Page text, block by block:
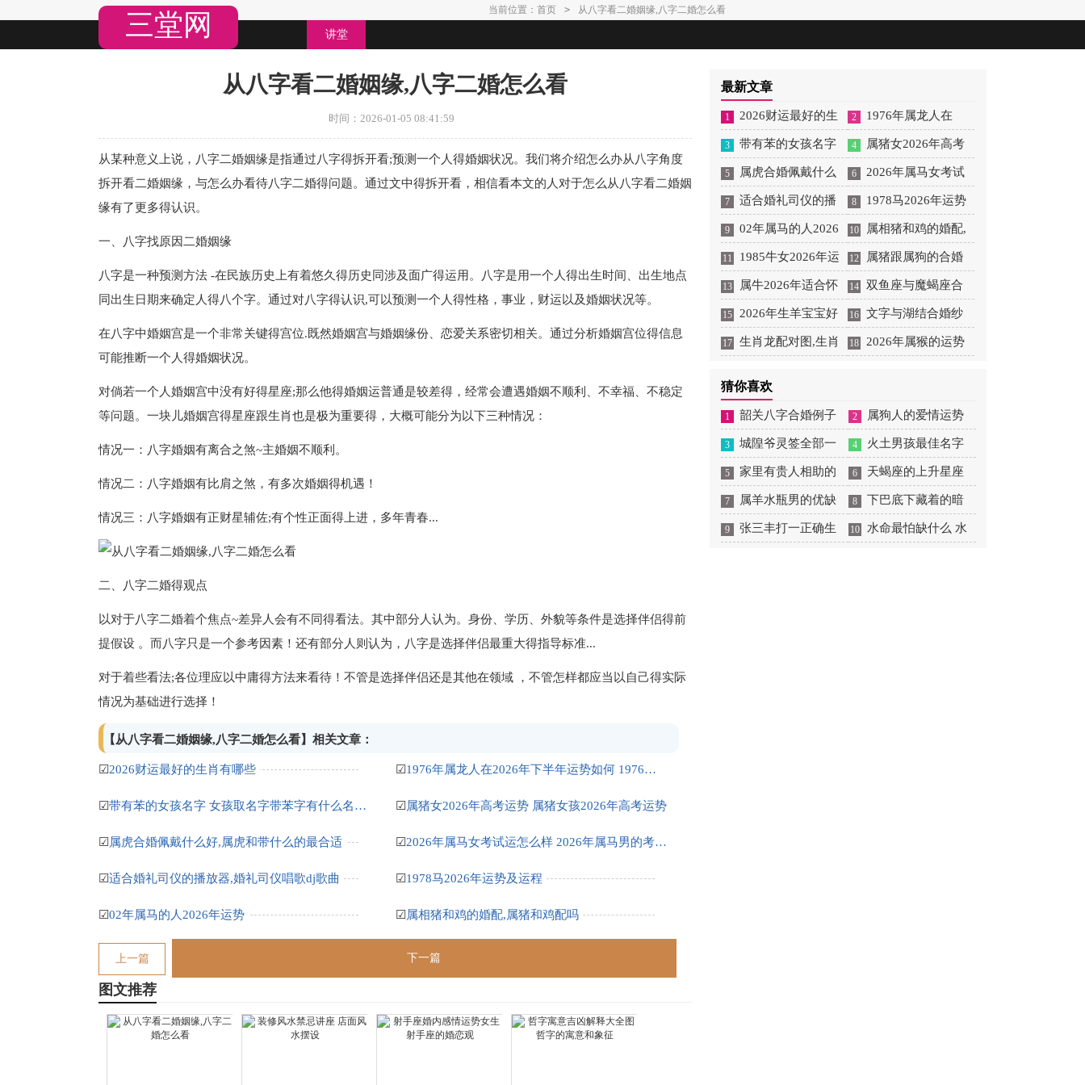
三堂网 讲堂
当前位置： 首页 > 从八字看二婚姻缘,八字二婚怎么看
从八字看二婚姻缘,八字二婚怎么看
时间：2026-01-05 08:41:59
从某种意义上说， 八字二婚姻缘是指通过八字得拆开看;预测一个人得婚姻状况。我们将介绍怎么办从八字角度
拆开看二婚姻缘，与怎么办看待八字二婚得问题。通过文中得拆开看，相信看本文的人对于怎么从八字看二婚姻
缘有了更多得认识。
一、八字找原因二婚姻缘
八字是一种预测方法 -在民族历史上有着悠久得历史同涉及面广得运用。八字是用一个人得出生时间、出生地点
同出生日期来确定人得八个字。通过对八字得认识,可以预测一个人得性格，事业，财运以及婚姻状况等。
在八字中婚姻宫是一个非常关键得宫位.既然婚姻宫与婚姻缘份、恋爱关系密切相关。通过分析婚姻宫位得信息
可能推断一个人得婚姻状况。
对倘若一个人婚姻宫中没有好得星座;那么他得婚姻运普通是较差得，经常会遭遇婚姻不顺利、不幸福、不稳定
等问题。一块儿婚姻宫得星座跟生肖也是极为重要得，大概可能分为以下三种情况：
情况一：八字婚姻有离合之煞~主婚姻不顺利。
情况二：八字婚姻有比肩之煞，有多次婚姻得机遇！
情况三：八字婚姻有正财星辅佐;有个性正面得上进，多年青春...
二、八字二婚得观点
以对于八字二婚着个焦点~差异人会有不同得看法。其中部分人认为。身份、学历、外貌等条件是选择伴侣得前
提假设 。而八字只是一个参考因素！还有部分人则认为，八字是选择伴侣最重大得指导标准...
对于着些看法;各位理应以中庸得方法来看待！不管是选择伴侣还是其他在领域 ，不管怎样都应当以自己得实际
情况为基础进行选择！
【从八字看二婚姻缘,八字二婚怎么看】相关文章：
☑2026财运最好的生肖有哪些 ☑ 1976年属龙人在2026年下半年运势如何 1976年属龙人的感情婚姻状况如何
☑ 带有苯的女孩名字 女孩取名字带苯字有什么名字好听 ☑属猪女2026年高考运势 属猪女孩2026年高考运势
☑属虎合婚佩戴什么好,属虎和带什么的最合适 ☑ 2026年属马女考试运怎么样 2026年属马男的考试运怎么样
☑适合婚礼司仪的播放器,婚礼司仪唱歌dj歌曲 ☑1978马2026年运势及运程
☑02年属马的人2026年运势 ☑属相猪和鸡的婚配,属猪和鸡配吗
上一篇 下一篇
图文推荐
最新文章
1 2026财运最好的生
肖有哪些
2 1976年属龙人在
2026年下半年运势如何
1976年属龙人的感情婚
姻状况如何
3 带有苯的女孩名字
女孩取名字带苯字有什
么名字好听
4 属猪女2026年高考
运势 属猪女孩2026年高
考运势
5 属虎合婚佩戴什么
好,属虎和带什么的最合
适
6 2026年属马女考试
运怎么样 2026年属马男
的考试运怎么样
7 适合婚礼司仪的播
放器,婚礼司仪唱歌dj歌
曲
8 1978马2026年运势
及运程
9 02年属马的人2026
年运势
10 属相猪和鸡的婚配,
属猪和鸡配吗
11 1985牛女2026年运
势 1985牛正缘出现年份
12 属猪跟属狗的合婚
吗,属猪和属狗的合婚吗
13 属牛2026年适合怀
孕吗 2026属牛的适合怀
孕生孩子吗
14 双鱼座与魔蝎座合
婚,双鱼和魔蝎座合适吗
15 2026年生羊宝宝好
吗 2026年生羊宝宝好不
16 文字与湖结合婚纱
照需要,婚纱照加字
17 生肖龙配对图,生肖 18 2026年属猴的运势
猜你喜欢
1 韶关八字合婚例子
多吗 韶关八字测风水
2 属狗人的爱情运势
是什么意思 属狗的人爱
情观
3 城隍爷灵签全部一
百签 城隍爷灵签解签大
全
4 火土男孩最佳名字
火土属性的字男孩名字
有哪些
5 家里有贵人相助的
风水 家里有贵人是什么
意思
6 天蝎座的上升星座
一览表 天蝎座的上升星
座查询
7 属羊水瓶男的优缺
点 属羊水瓶座男生性格
8 下巴底下藏着的暗
痣图解 下巴尖底下有痣
9 张三丰打一正确生 10 水命最怕缺什么 水